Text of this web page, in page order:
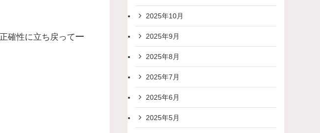
確性に立ち戻って一
2025年10月
2025年9月
2025年8月
2025年7月
2025年6月
2025年5月